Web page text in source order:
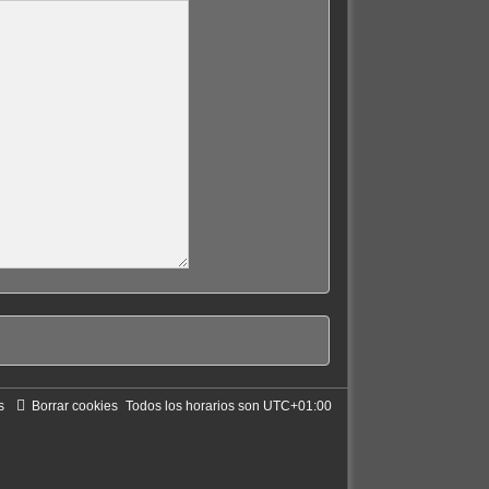
Todos los horarios son UTC+01:00
Borrar cookies